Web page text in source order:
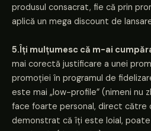
produsul consacrat, fie că prin
aplică un mega discount de
5.Îți mulțumesc că m-ai
mai corectă justificare a unei
promoției în programul de
este mai „low-profile” (nimeni nu
face foarte personal, direct către
demonstrat că îți este loial,